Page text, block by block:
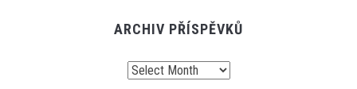
ARCHIV PŘÍSPĚVKŮ